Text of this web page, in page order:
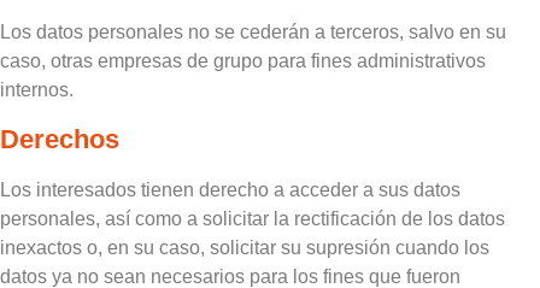
Los datos personales no se cederán a terceros, salvo en su
caso, otras empresas de grupo para fines administrativos
internos.
Derechos
Los interesados tienen derecho a acceder a sus datos
personales, así como a solicitar la rectificación de los datos
inexactos o, en su caso, solicitar su supresión cuando los
datos ya no sean necesarios para los fines que fueron